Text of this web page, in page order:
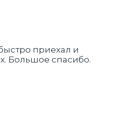
приехал и
Большое спасибо.